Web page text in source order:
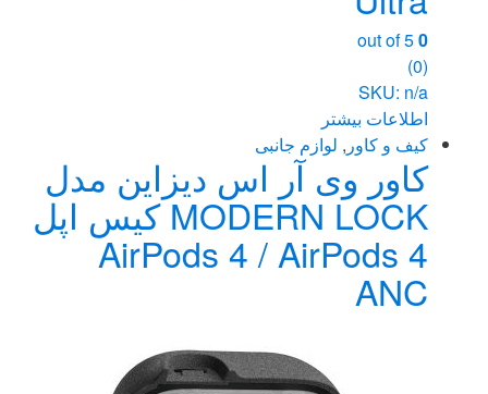
0
(0)
SKU: n/a
اطلاعات بیشتر
کیف و کاور , لوازم جانبی
کاور وی آر اس دیزاین مدل
MODERN LOCK کیس اپل
AirPods 4 / AirPods 4
ANC